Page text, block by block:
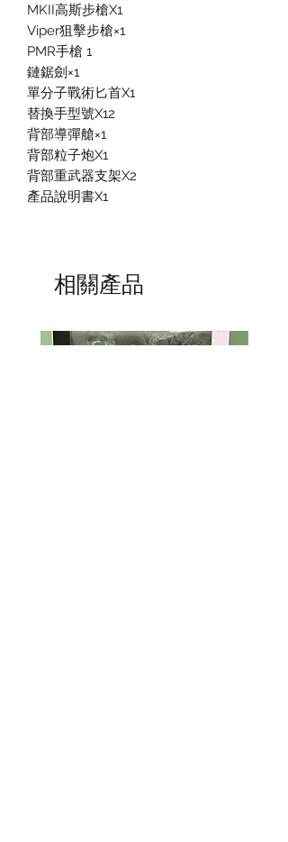
MKII高斯步槍X1
Viper狙擊步槍×1
PMR手槍 1
鏈鋸劍×1
單分子戰術匕首X1
替換手型號X12
背部導彈艙×1
背部粒子炮X1
背部重武器支架X2
產品說明書X1
相關產品